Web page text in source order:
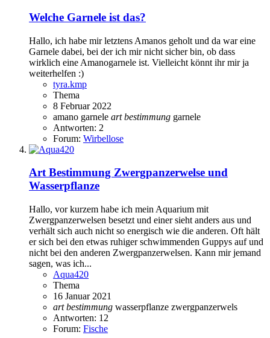
Welche Garnele ist das?
Hallo, ich habe mir letztens Amanos geholt und da war eine
Garnele dabei, bei der ich mir nicht sicher bin, ob dass
wirklich eine Amanogarnele ist. Vielleicht könnt ihr mir ja
weiterhelfen :)
tyra.kmp
Thema
8 Februar 2022
amano garnele art bestimmung garnele
Antworten: 2
Forum: Wirbellose
Art Bestimmung Zwergpanzerwelse und
Wasserpflanze
Hallo, vor kurzem habe ich mein Aquarium mit
Zwergpanzerwelsen besetzt und einer sieht anders aus und
verhält sich auch nicht so energisch wie die anderen. Oft hält
er sich bei den etwas ruhiger schwimmenden Guppys auf und
nicht bei den anderen Zwergpanzerwelsen. Kann mir jemand
sagen, was ich...
Aqua420
Thema
16 Januar 2021
art bestimmung wasserpflanze zwergpanzerwels
Antworten: 12
Forum: Fische